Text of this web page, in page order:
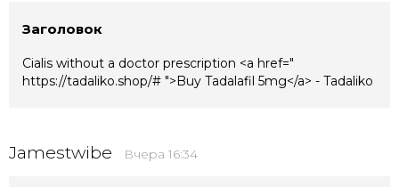
Заголовок
Cialis without a doctor prescription <a href="
https://tadaliko.shop/# ">Buy Tadalafil 5mg</a> - Tadaliko
Jamestwibe Вчера 16:34